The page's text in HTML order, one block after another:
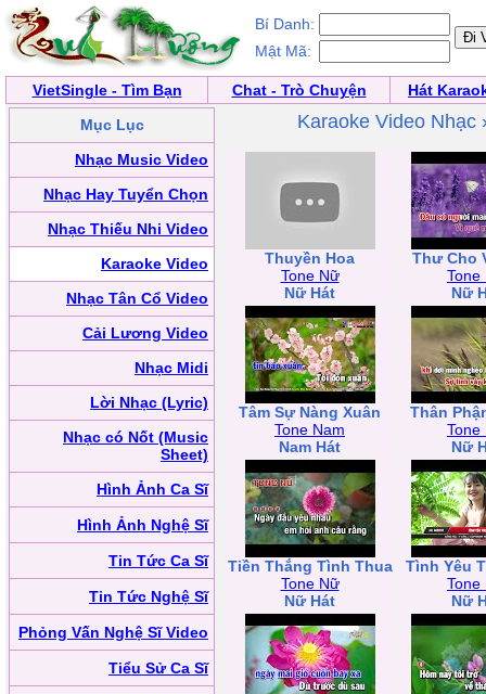
Bí Danh:
Mật Mã:
VietSingle - Tìm Bạn Chat - Trò Chuyện
Hát
Mục Lục
Nhạc Music Video
Nhạc Hay Tuyển Chọn
Nhạc Thiếu Nhi Video
Karaoke Video
Nhạc Tân Cổ Video
Cải Lương Video
Nhạc Midi
Lời Nhạc (Lyric)
Nhạc có Nốt (Music
Sheet)
Hình Ảnh Ca Sĩ
Hình Ảnh Nghệ Sĩ
Tin Tức Ca Sĩ
Tin Tức Nghệ Sĩ
Phỏng Vấn Nghệ Sĩ Video
Tiểu Sử Ca Sĩ
Karaoke Video Nhạc
Thuyền Hoa
Tone Nữ
Nữ Hát
Thư Cho
Tone
Nữ
Tâm Sự Nàng Xuân
Tone Nam
Nam Hát
Thân
Tone
Nữ
Tiền Thắng Tình Thua
Tone Nữ
Nữ Hát
Tình Yêu
Tone
Nữ